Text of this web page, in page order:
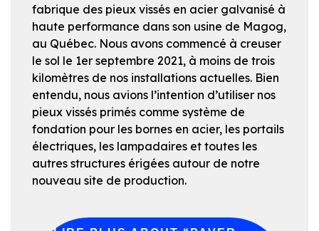
fabrique des pieux vissés en acier galvanisé à
haute performance dans son usine de Magog,
au Québec. Nous avons commencé à creuser
le sol le 1er septembre 2021, à moins de trois
kilomètres de nos installations actuelles. Bien
entendu, nous avions l’intention d’utiliser nos
pieux vissés primés comme système de
fondation pour les bornes en acier, les portails
électriques, les lampadaires et toutes les
autres structures érigées autour de notre
nouveau site de production.